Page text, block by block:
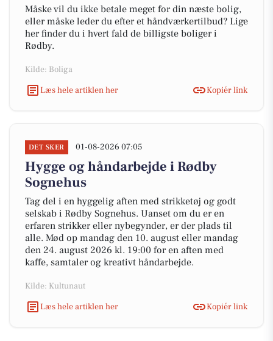
Måske vil du ikke betale meget for din næste bolig,
eller måske leder du efter et håndværkertilbud? Lige
her finder du i hvert fald de billigste boliger i
Rødby.
Kilde: Boliga
Læs hele artiklen her
Kopiér link
DET SKER 01-08-2026 07:05
Hygge og håndarbejde i Rødby
Sognehus
Tag del i en hyggelig aften med strikketøj og godt
selskab i Rødby Sognehus. Uanset om du er en
erfaren strikker eller nybegynder, er der plads til
alle. Mød op mandag den 10. august eller mandag
den 24. august 2026 kl. 19:00 for en aften med
kaffe, samtaler og kreativt håndarbejde.
Kilde: Kultunaut
Læs hele artiklen her
Kopiér link